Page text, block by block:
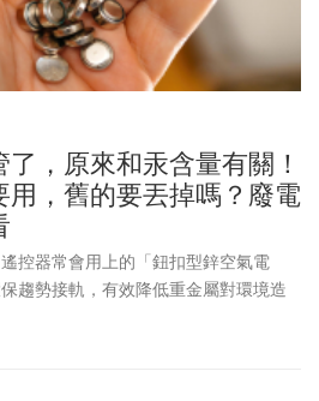
，原來和汞含量有關！
用，舊的要丟掉嗎？廢電
控器常會用上的「鈕扣型鋅空氣電
趨勢接軌，有效降低重金屬對環境造
6月底正式公告修正「限制乾電池製